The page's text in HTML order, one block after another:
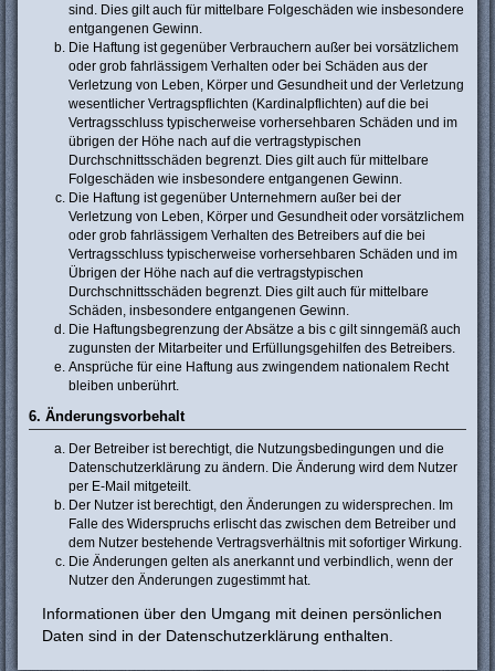
sind. Dies gilt auch für mittelbare Folgeschäden wie insbesondere
entgangenen Gewinn.
Die Haftung ist gegenüber Verbrauchern außer bei vorsätzlichem
oder grob fahrlässigem Verhalten oder bei Schäden aus der
Verletzung von Leben, Körper und Gesundheit und der Verletzung
wesentlicher Vertragspflichten (Kardinalpflichten) auf die bei
Vertragsschluss typischerweise vorhersehbaren Schäden und im
übrigen der Höhe nach auf die vertragstypischen
Durchschnittsschäden begrenzt. Dies gilt auch für mittelbare
Folgeschäden wie insbesondere entgangenen Gewinn.
Die Haftung ist gegenüber Unternehmern außer bei der
Verletzung von Leben, Körper und Gesundheit oder vorsätzlichem
oder grob fahrlässigem Verhalten des Betreibers auf die bei
Vertragsschluss typischerweise vorhersehbaren Schäden und im
Übrigen der Höhe nach auf die vertragstypischen
Durchschnittsschäden begrenzt. Dies gilt auch für mittelbare
Schäden, insbesondere entgangenen Gewinn.
Die Haftungsbegrenzung der Absätze a bis c gilt sinngemäß auch
zugunsten der Mitarbeiter und Erfüllungsgehilfen des Betreibers.
Ansprüche für eine Haftung aus zwingendem nationalem Recht
bleiben unberührt.
6. Änderungsvorbehalt
Der Betreiber ist berechtigt, die Nutzungsbedingungen und die
Datenschutzerklärung zu ändern. Die Änderung wird dem Nutzer
per E-Mail mitgeteilt.
Der Nutzer ist berechtigt, den Änderungen zu widersprechen. Im
Falle des Widerspruchs erlischt das zwischen dem Betreiber und
dem Nutzer bestehende Vertragsverhältnis mit sofortiger Wirkung.
Die Änderungen gelten als anerkannt und verbindlich, wenn der
Nutzer den Änderungen zugestimmt hat.
Informationen über den Umgang mit deinen persönlichen
Daten sind in der Datenschutzerklärung enthalten.